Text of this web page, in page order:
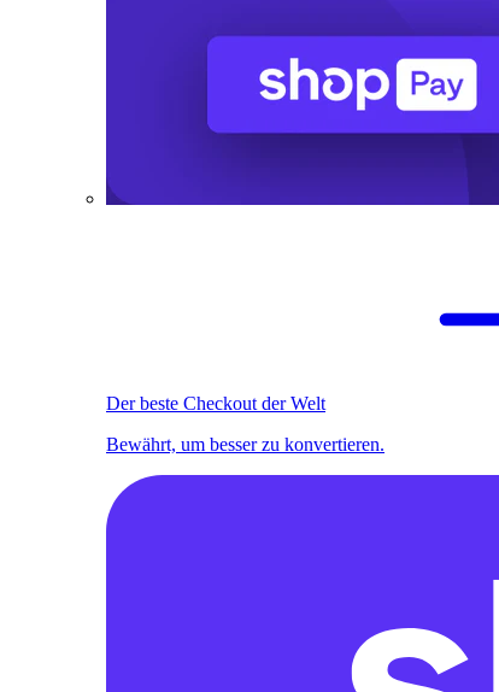
Der beste Checkout der Welt
Bewährt, um besser zu konvertieren.